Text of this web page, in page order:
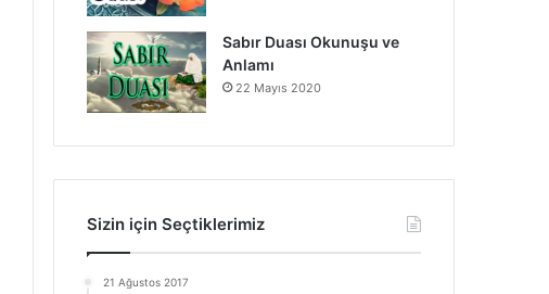
Sabır Duası Okunuşu ve
Anlamı
22 Mayıs 2020
Sizin için Seçtiklerimiz
21 Ağustos 2017